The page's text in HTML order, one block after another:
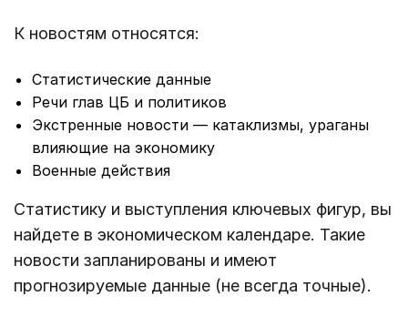
К новостям относятся:
Статистические данные
Речи глав ЦБ и политиков
Экстренные новости — катаклизмы, ураганы
влияющие на экономику
Военные действия
Статистику и выступления ключевых фигур, вы
найдете в экономическом календаре. Такие
новости запланированы и имеют
прогнозируемые данные (не всегда точные).